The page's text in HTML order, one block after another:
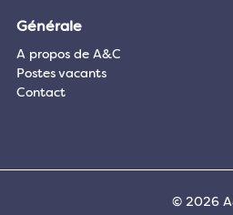
Générale
A propos de A&C
Postes vacants
Contact
© 2026